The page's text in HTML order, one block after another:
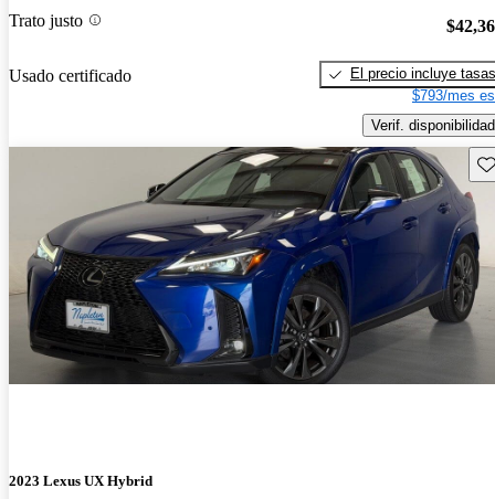
Trato justo
Usado certificado
El precio incluye tasas
$793/mes
Verif. disponibilidad
2023 Lexus UX Hybrid